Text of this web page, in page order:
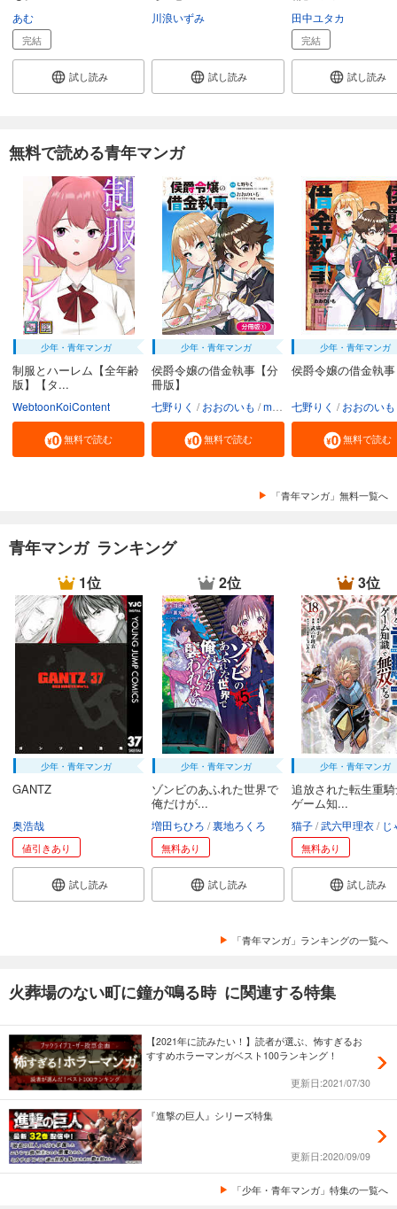
あむ
完結
試し読み
川浪いずみ
試し読み
田中ユタカ
完結
試し読み
無料で読める青年マンガ
少年・青年マンガ
制服とハーレム【全年齢
版】【タ...
WebtoonKoiContent
無料で読む
少年・青年マンガ
侯爵令嬢の借金執事【分
冊版】
七野りく おおのいも mmu
無料で読む
少年・青年マンガ
侯爵令嬢の借金執事
七野りく おおのいも
無料で読む
「青年マンガ」無料一覧へ
青年マンガ ランキング
1位
少年・青年マンガ
GANTZ
奥浩哉
値引きあり
試し読み
2位
少年・青年マンガ
ゾンビのあふれた世界で
俺だけが...
増田ちひろ 裏地ろくろ
無料あり
試し読み
3位
少年・青年マンガ
追放された転生重
ゲーム知...
猫子 武六甲理衣 じゃ
無料あり
試し読み
「青年マンガ」ランキングの一覧へ
火葬場のない町に鐘が鳴る時 に関連する特集
【2021年に読みたい！】読者が選ぶ、怖すぎるお
すすめホラーマンガベスト100ランキング！
更新日:2021/07/30
『進撃の巨人』シリーズ特集
更新日:2020/09/09
「少年・青年マンガ」特集の一覧へ